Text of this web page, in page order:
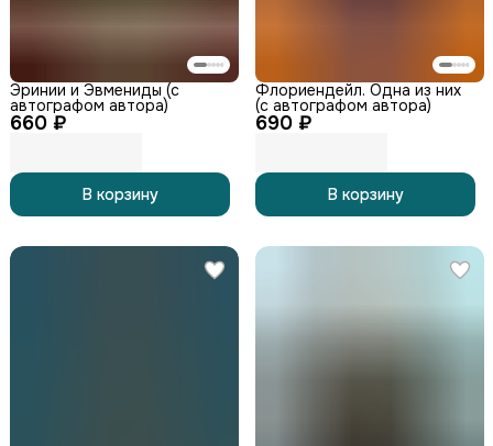
660 ₽
Эринии и Эвмениды (с
автографом автора)
В корзину
690 ₽
Флориендейл. Одна из них
(с автографом автора)
В корзину